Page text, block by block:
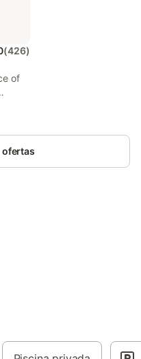
(426)
of
ofertas